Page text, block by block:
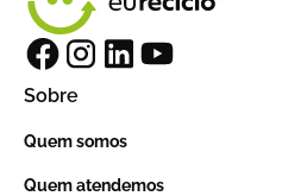
Sobre
Quem somos
Quem atendemos